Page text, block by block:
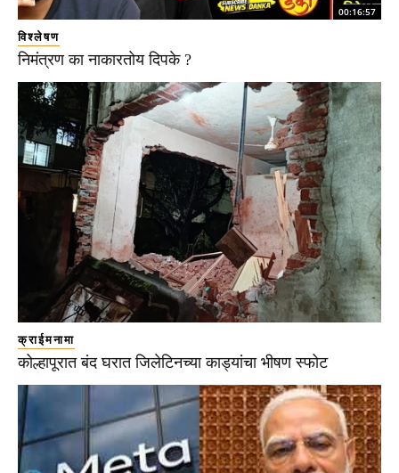
00:16:57
विश्लेषण
निमंत्रण का नाकारतोय दिपके ?
क्राईमनामा
कोल्हापूरात बंद घरात जिलेटिनच्या काड्यांचा भीषण स्फोट